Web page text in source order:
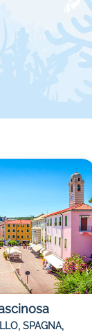
SPAGNA,